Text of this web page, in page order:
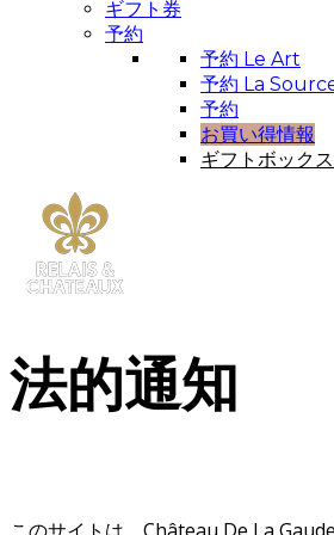
ギフト券
予約
予約 Le Art
予約 La
予約
お買い得情報
ギフトボックス
法的通知
このサイトは、Château De La